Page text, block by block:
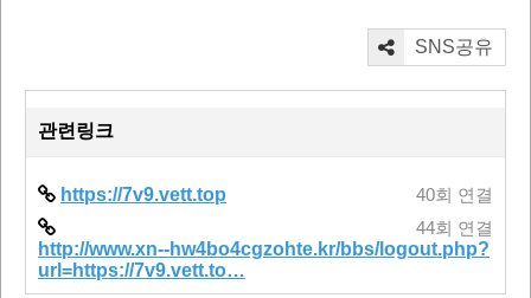
SNS공유
관련링크
https://7v9.vett.top 40회 연결
http://www.xn--hw4bo4cgzohte.kr/bbs/logout.php?
url=https://7v9.vett.to…
44회 연결